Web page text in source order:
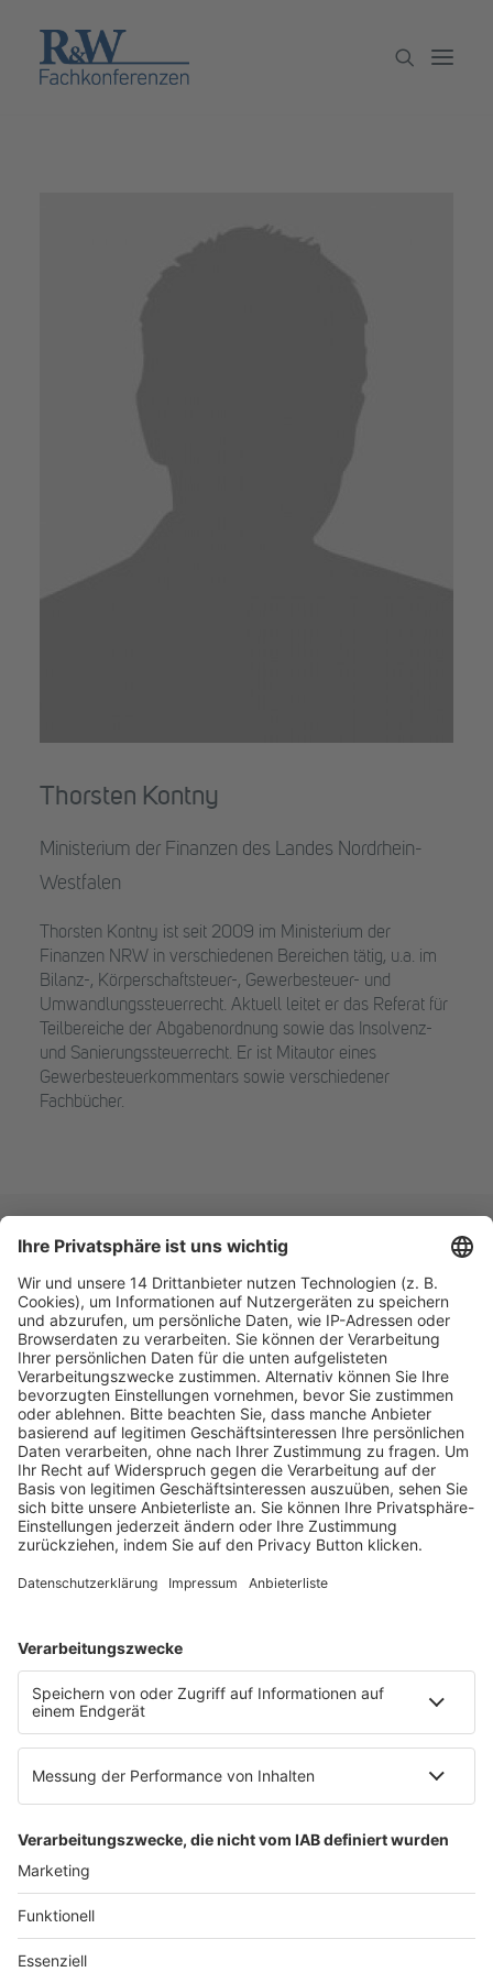
Thorsten Kontny
Ministerium der Finanzen des Landes Nordrhein-
Westfalen
Thorsten Kontny ist seit 2009 im Ministerium der
Finanzen NRW in verschiedenen Bereichen tätig, u.a. im
Bilanz-, Körperschaftsteuer-, Gewerbesteuer- und
Umwandlungssteuerrecht. Aktuell leitet er das Referat für
Teilbereiche der Abgabenordnung sowie das Insolvenz-
und Sanierungssteuerrecht. Er ist Mitautor eines
Gewerbesteuerkommentars sowie verschiedener
Fachbücher.
Fachmedien Recht und Wirtschaft
Ein Fachbereich der
dfv Mediengruppe
Mainzer Landstr. 251
60326 Frankfurt am Main
E-Mail:info@ruw.de
Web:https://www.ruw.de
AGB
Datenschutzerklärung
Genderhinweis
Cookie-Einstellungen